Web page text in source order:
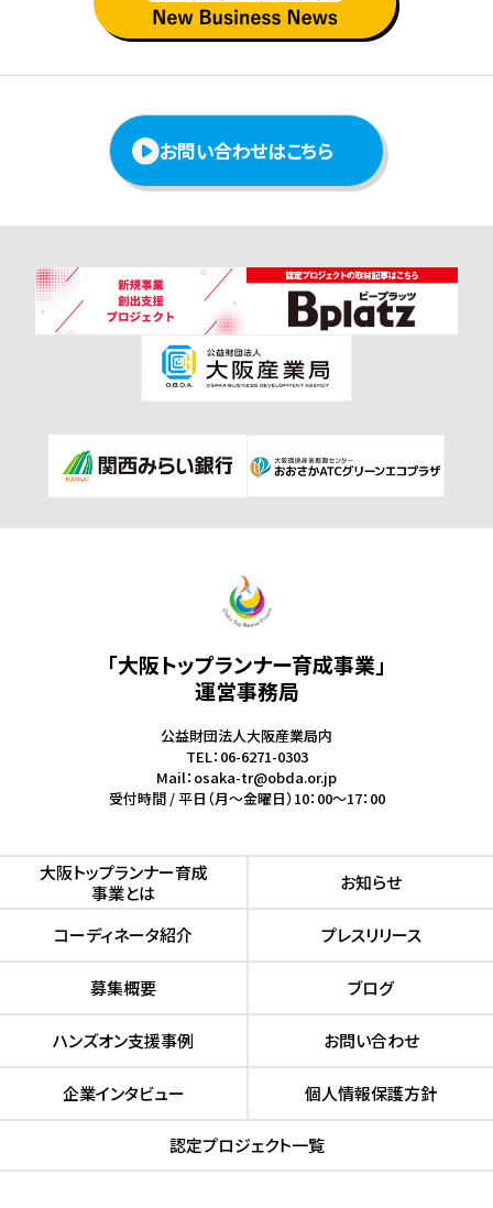
お問い合わせはこちら
「大阪トップランナー育成事業」
運営事務局
公益財団法人大阪産業局内
TEL：06-6271-0303
Mail：osaka-tr@obda.or.jp
受付時間 / 平日（月～金曜日）10：00～17：00
⼤阪トップランナー育成
事業とは
お知らせ
コーディネータ紹介 プレスリリース
募集概要 ブログ
ハンズオン⽀援事例 お問い合わせ
企業インタビュー 個人情報保護方針
認定プロジェクト⼀覧